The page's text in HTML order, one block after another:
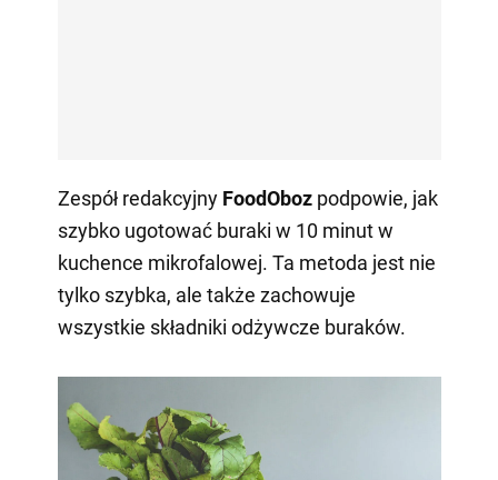
Zespół redakcyjny FoodOboz podpowie, jak
szybko ugotować buraki w 10 minut w
kuchence mikrofalowej. Ta metoda jest nie
tylko szybka, ale także zachowuje
wszystkie składniki odżywcze buraków.